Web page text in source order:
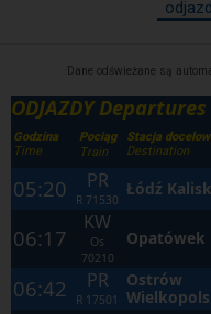
Dane odświeżane są
ODJAZDY Departures
Godzina
Time
Pociąg
Train
Stacja
Destination
05:20 PR
R 71530
Łódź
06:17
KW
Os
70210
Opatówek
06:42
PR
R 17501
Ostrów